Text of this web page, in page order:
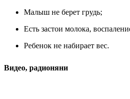
Малыш не берет грудь;
Есть застои молока,
Ребенок не набирает вес.
Видео, радионяни